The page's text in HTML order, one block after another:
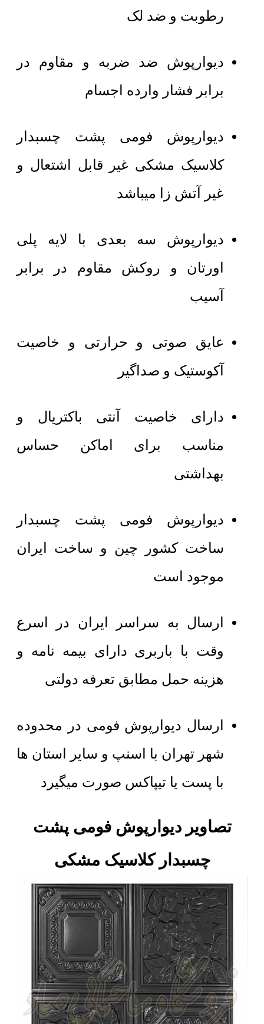
رطوبت و ضد لک
دیوارپوش ضد ضربه و مقاوم در
برابر فشار وارده اجسام
دیوارپوش فومی پشت چسبدار
کلاسیک مشکی غیر قابل اشتعال و
غیر آتش زا میباشد
دیوارپوش سه بعدی با لایه پلی
اورتان و روکش مقاوم در برابر
آسیب
عایق صوتی و حرارتی و خاصیت
آکوستیک و صداگیر
دارای خاصیت آنتی باکتریال و
مناسب برای اماکن حساس
بهداشتی
دیوارپوش فومی پشت چسبدار
ساخت کشور چین و ساخت ایران
موجود است
ارسال به سراسر ایران در اسرع
وقت با باربری دارای بیمه نامه و
هزینه حمل مطابق تعرفه دولتی
ارسال دیوارپوش فومی در محدوده
شهر تهران با اسنپ و سایر استان ها
با پست یا تیپاکس صورت میگیرد
تصاویر دیوارپوش فومی پشت
چسبدار کلاسیک مشکی